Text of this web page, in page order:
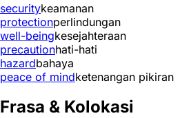
securitykeamanan
protectionperlindungan
well-beingkesejahteraan
precautionhati-hati
hazardbahaya
peace of mindketenangan pikiran
Frasa & Kolokasi